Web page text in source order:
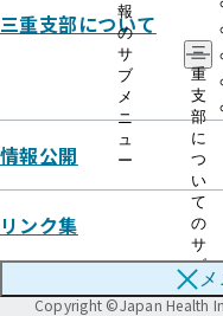
報
の
サ
ブ
メ
ニ
ュ
ー
三重支部について
三
重
支
部
に
つ
い
て
の
サ
ブ
メ
ニ
情報公開
リンク集
情報公開
リンクこのWEBサイトにつ
サイトマップ
全
Copyright ©Japan Health